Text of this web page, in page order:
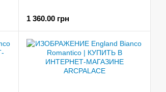
1 360.00 грн